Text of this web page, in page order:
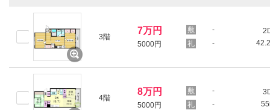
3階
7万円
5000円
-
-
4階
8万円
5000円
-
-